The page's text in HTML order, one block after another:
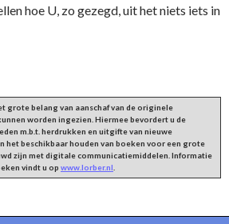
hoe U, zo gezegd, uit het niets iets in
grote belang van aanschaf van de originele
worden ingezien. Hiermee bevordert u de
m.b.t. herdrukken en uitgifte van nieuwe
het beschikbaar houden van boeken voor een grote
zijn met digitale communicatiemiddelen. Informatie
vindt u op www.lorber.nl